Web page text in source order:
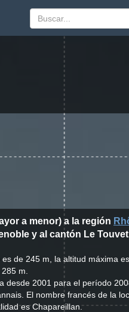
a menor) a la región
y al cantón Le
de 245 m, la altitud máxima
m.
desde 2001 para el período
El nombre francés de la
es Chapareillan.